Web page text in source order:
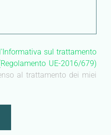
l'Informativa sul trattamento
UE-2016/679)
al trattamento dei miei